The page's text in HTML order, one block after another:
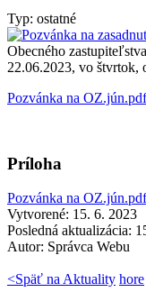
Typ: ostatné
Obecného
22.06.2023, vo štvrtok,
Pozvánka na OZ.jún.pdf
Príloha
Pozvánka na OZ.jún.pdf
Vytvorené: 15. 6. 2023
Posledná aktualizácia:
Autor: Správca Webu
<Späť na Aktuality hore